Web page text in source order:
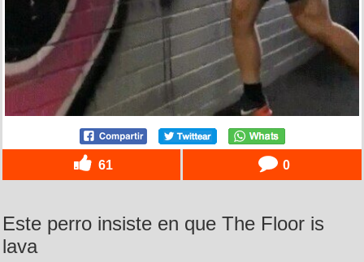
61 0
Este perro insiste en que The Floor is
lava